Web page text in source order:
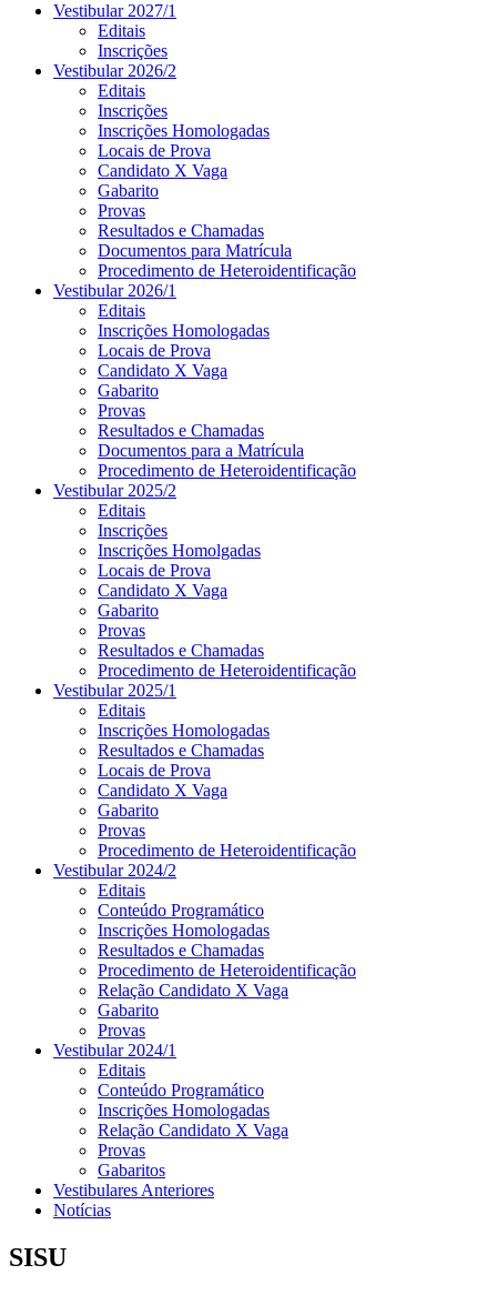
Vestibular 2027/1
Editais
Inscrições
Vestibular 2026/2
Editais
Inscrições
Inscrições Homologadas
Locais de Prova
Candidato X Vaga
Gabarito
Provas
Resultados e Chamadas
Documentos para Matrícula
Procedimento de Heteroidentificação
Vestibular 2026/1
Editais
Inscrições Homologadas
Locais de Prova
Candidato X Vaga
Gabarito
Provas
Resultados e Chamadas
Documentos para a Matrícula
Procedimento de Heteroidentificação
Vestibular 2025/2
Editais
Inscrições
Inscrições Homolgadas
Locais de Prova
Candidato X Vaga
Gabarito
Provas
Resultados e Chamadas
Procedimento de Heteroidentificação
Vestibular 2025/1
Editais
Inscrições Homologadas
Resultados e Chamadas
Locais de Prova
Candidato X Vaga
Gabarito
Provas
Procedimento de Heteroidentificação
Vestibular 2024/2
Editais
Conteúdo Programático
Inscrições Homologadas
Resultados e Chamadas
Procedimento de Heteroidentificação
Relação Candidato X Vaga
Gabarito
Provas
Vestibular 2024/1
Editais
Conteúdo Programático
Inscrições Homologadas
Relação Candidato X Vaga
Provas
Gabaritos
Vestibulares Anteriores
Notícias
SISU